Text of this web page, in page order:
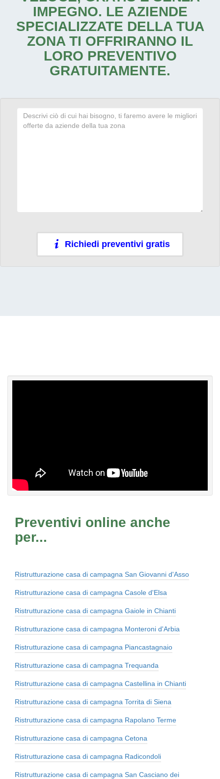
IMPEGNO. LE AZIENDE
SPECIALIZZATE DELLA TUA
ZONA TI OFFRIRANNO IL
LORO PREVENTIVO
GRATUITAMENTE.
Richiedi preventivi gratis
Preventivi online anche
per...
Ristrutturazione casa di campagna San Giovanni d'Asso
Ristrutturazione casa di campagna Casole d'Elsa
Ristrutturazione casa di campagna Gaiole in Chianti
Ristrutturazione casa di campagna Monteroni d'Arbia
Ristrutturazione casa di campagna Piancastagnaio
Ristrutturazione casa di campagna Trequanda
Ristrutturazione casa di campagna Castellina in Chianti
Ristrutturazione casa di campagna Torrita di Siena
Ristrutturazione casa di campagna Rapolano Terme
Ristrutturazione casa di campagna Cetona
Ristrutturazione casa di campagna Radicondoli
Ristrutturazione casa di campagna San Casciano dei